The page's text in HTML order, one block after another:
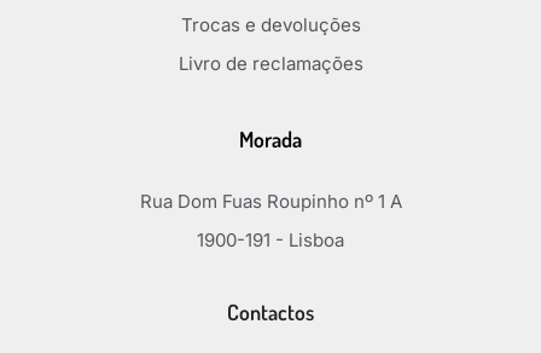
Trocas e devoluções
Livro de reclamações
Morada
Rua Dom Fuas Roupinho nº 1 A
1900-191 - Lisboa
Contactos